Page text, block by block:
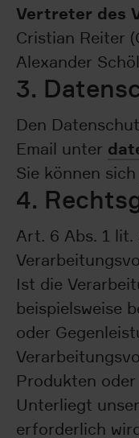
Vertreter des
Cristian Reiter
Alexander
3.
Den
Email unter
Sie können
4.
Art. 6 Abs. 1 lit.
Ist die
beispielsweise
oder
Produkten
Unterliegt
erforderlich